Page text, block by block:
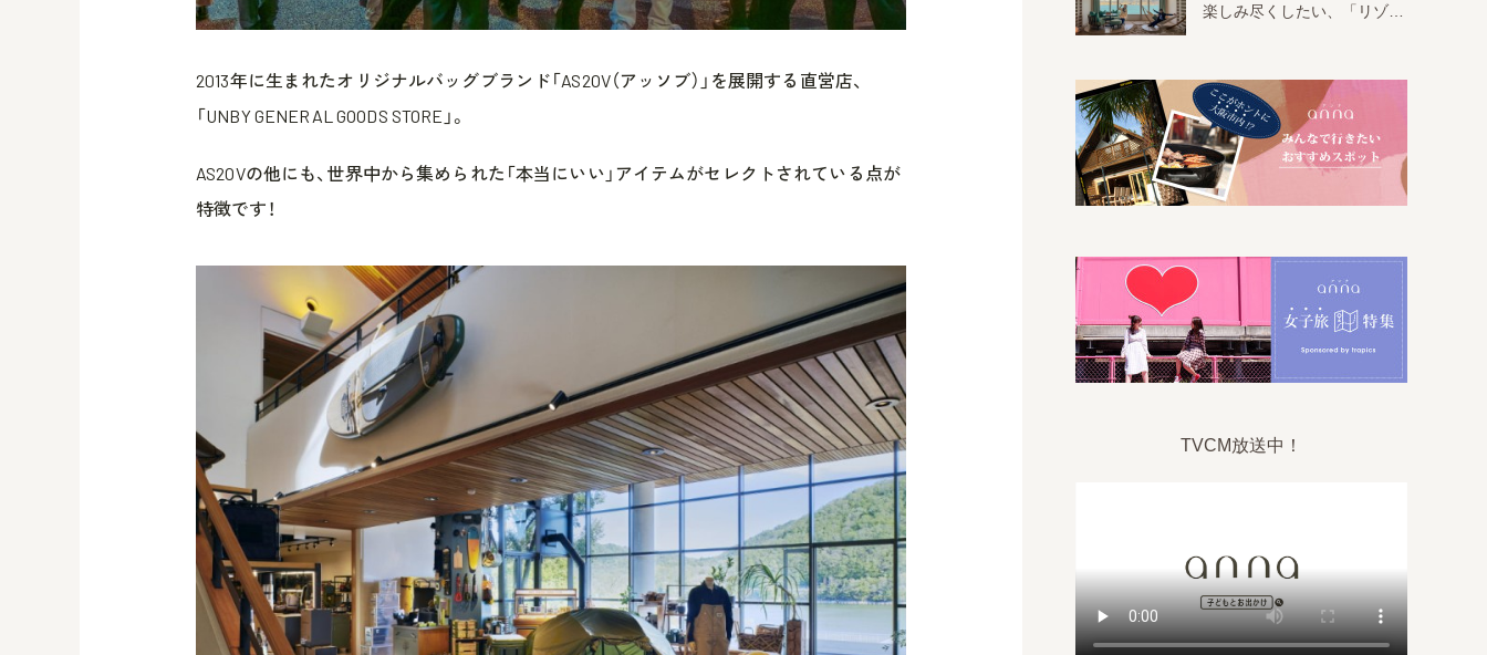
2013年に生まれたオリジナルバッグブランド「AS2OV（アッソブ）」を展開する直営店、
「UNBY GENERAL GOODS STORE」。
AS2OVの他にも、世界中から集められた「本当にいい」アイテムがセレクトされている点が
特徴です！
楽しみ尽くしたい、「リゾ…
TVCM放送中！